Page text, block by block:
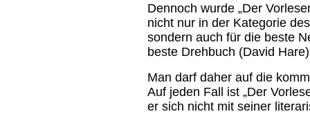
Dennoch wurde „Der
nicht nur in der Kategorie
sondern auch für die beste
beste Drehbuch (David
Man darf daher auf die
Auf jeden Fall ist „Der
er sich nicht mit seiner